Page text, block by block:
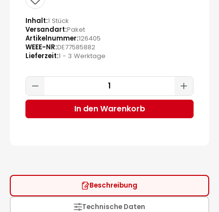
Inhalt 1 Stück
Versandart Paket
Artikelnummer 126405
WEEE-NR DE77585882
Lieferzeit 1 - 3 Werktage
Produkt Anzahl: Gib den
In den Warenkorb
Beschreibung
Technische Daten